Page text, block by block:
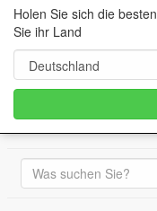
Holen Sie sich die
Sie ihr Land